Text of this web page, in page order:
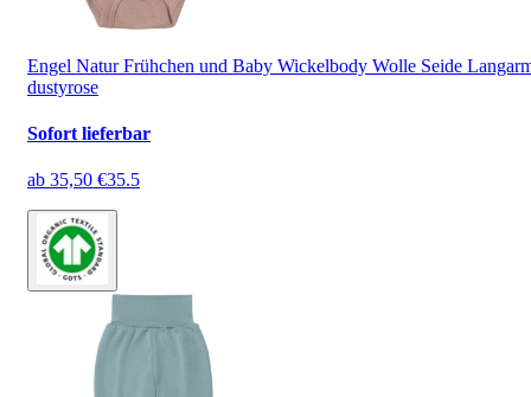
Engel Natur Frühchen und Baby Wickelbody Wolle Seide
dustyrose
Sofort lieferbar
ab 35,50 €35.5